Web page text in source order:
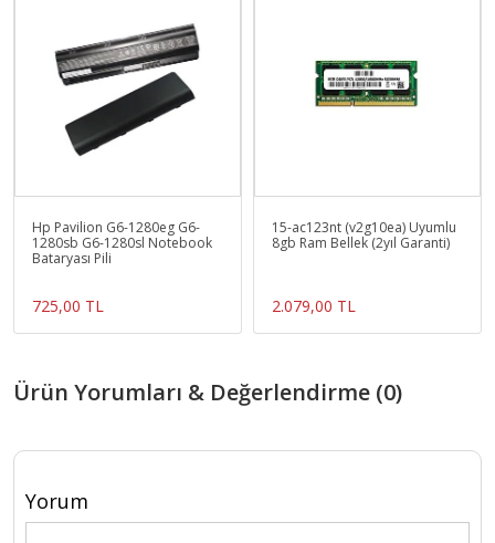
Hp Pavilion G6-1280eg G6-
1280sb G6-1280sl Notebook
Bataryası Pili
725,00 TL
15-ac123nt (v2g10ea) Uyumlu
8gb Ram Bellek (2yıl Garanti)
2.079,00 TL
Ürün Yorumları & Değerlendirme (0)
Yorum